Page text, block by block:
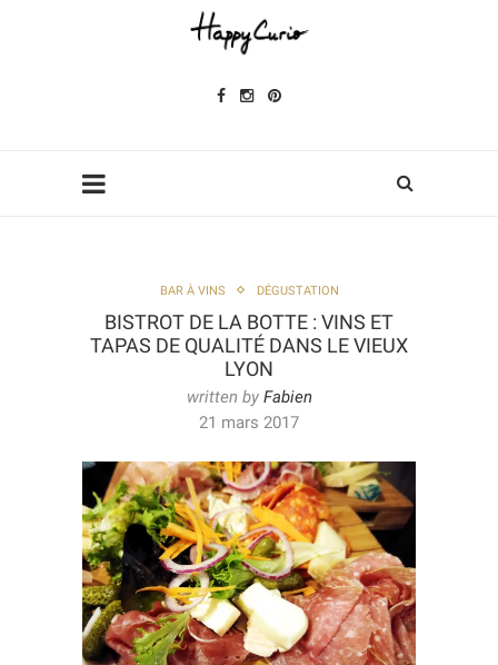
BAR À VINS DÉGUSTATION
BISTROT DE LA BOTTE : VINS ET
TAPAS DE QUALITÉ DANS LE VIEUX
LYON
written by Fabien
21 mars 2017